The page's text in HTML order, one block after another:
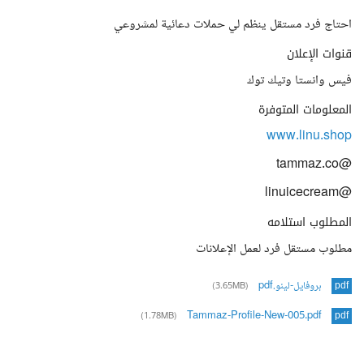
احتاج فرد مستقل ينظم لي حملات دعائية لمشروعي
قنوات الإعلان
فيس وانستا وتيك توك
المعلومات المتوفرة
www.linu.shop
@tammaz.co
@linuicecream
المطلوب استلامه
مطلوب مستقل فرد لعمل الإعلانات
pdf بروفايل-لينو.pdf (3.65MB)
pdf
Tammaz-Profile-New-005.pdf
(1.78MB)